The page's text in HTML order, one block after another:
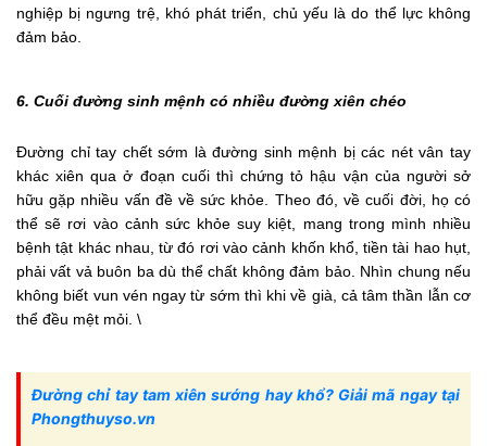
nghiệp bị ngưng trệ, khó phát triển, chủ yếu là do thể lực không
đảm bảo.
6. Cuối đường sinh mệnh có nhiều đường xiên chéo
Đường chỉ tay chết sớm là đường sinh mệnh bị các nét vân tay
khác xiên qua ở đoạn cuối thì chứng tỏ hậu vận của người sở
hữu gặp nhiều vấn đề về sức khỏe. Theo đó, về cuối đời, họ có
thể sẽ rơi vào cảnh sức khỏe suy kiệt, mang trong mình nhiều
bệnh tật khác nhau, từ đó rơi vào cảnh khốn khổ, tiền tài hao hụt,
phải vất vả buôn ba dù thể chất không đảm bảo. Nhìn chung nếu
không biết vun vén ngay từ sớm thì khi về già, cả tâm thần lẫn cơ
thể đều mệt mỏi. \
Đường chỉ tay tam xiên sướng hay khổ? Giải mã ngay tại
Phongthuyso.vn